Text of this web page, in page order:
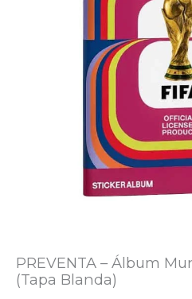
PREVENTA – Álbum
(Tapa Blanda)